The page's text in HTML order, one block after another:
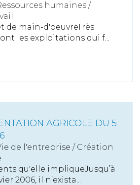
humaines /
de main-d'oeuvreTrès
les exploitations qui f...
AGRICOLE DU 5
de l'entreprise / Création
qu'elle impliqueJusqu’à
2006, il n’exista...